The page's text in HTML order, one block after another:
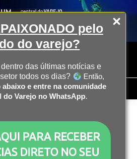
pelo
do varejo?
das últimas notícias e
todos os dias?
Então,
e entre na comunidade
do Varejo no WhatsApp.
PARA RECEBER
DIRETO NO SEU
"greg brockman"
2 anos atrás
fundador da OpenAI debateu limites